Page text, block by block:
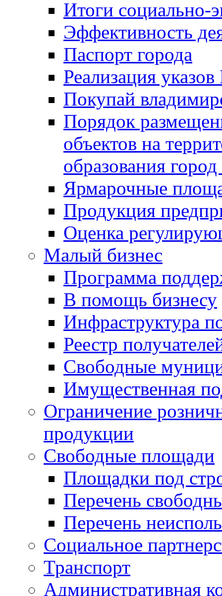
Итоги социально-
Эффективность
Паспорт города
Реализация
Покупай
Порядок
объектов на
образования
Ярмарочные
Продукция
Оценка
Малый бизнес
Программа
В помощь бизнесу
Инфраструктура
Реестр
Свободные
Имущественная
Ограничение
продукции
Свободные площади
Площадки под
Перечень
Перечень
Социальное
Транспорт
Административная